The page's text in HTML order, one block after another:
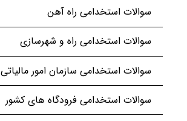
سوالات استخدامی راه آهن
سوالات استخدامی راه و شهرسازی
سوالات استخدامی سازمان امور مالیاتی
سوالات استخدامی فرودگاه های کشور